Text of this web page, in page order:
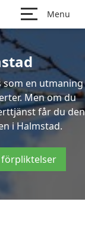
Menu
som en utmaning
Men om du
får du den
i Halmstad.
förpliktelser